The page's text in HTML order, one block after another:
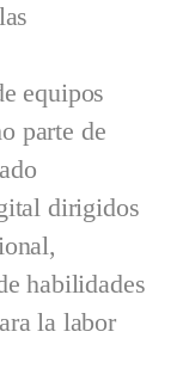
equipos
parte de
dirigidos
habilidades
la labor